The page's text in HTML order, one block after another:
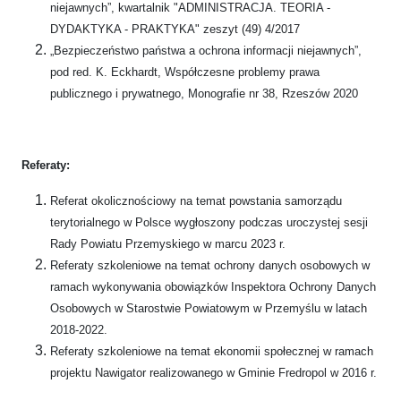
niejawnych”, kwartalnik "ADMINISTRACJA. TEORIA -
DYDAKTYKA - PRAKTYKA" zeszyt (49) 4/2017
„Bezpieczeństwo państwa a ochrona informacji niejawnych”,
pod red. K. Eckhardt, Współczesne problemy prawa
publicznego i prywatnego, Monografie nr 38, Rzeszów 2020
Referaty:
Referat okolicznościowy na temat powstania samorządu
terytorialnego w Polsce wygłoszony podczas uroczystej sesji
Rady Powiatu Przemyskiego w marcu 2023 r.
Referaty szkoleniowe na temat ochrony danych osobowych w
ramach wykonywania obowiązków Inspektora Ochrony Danych
Osobowych w Starostwie Powiatowym w Przemyślu w latach
2018-2022.
Referaty szkoleniowe na temat ekonomii społecznej w ramach
projektu Nawigator realizowanego w Gminie Fredropol w 2016 r.